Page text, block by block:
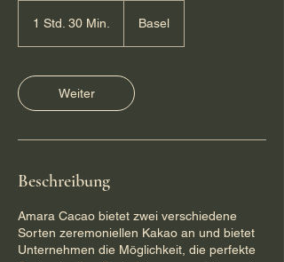
1 Std. 30 Min.
d
0
i
Basel
Weiter
Beschreibung
Amara Cacao bietet zwei verschiedene
Sorten zeremoniellen Kakao an und bietet
Unternehmen die Möglichkeit, die perfekte